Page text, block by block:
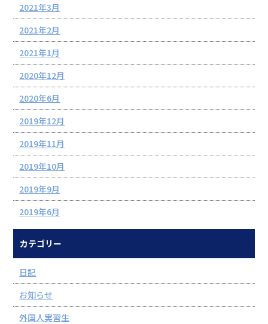
2021年3月
2021年2月
2021年1月
2020年12月
2020年6月
2019年12月
2019年11月
2019年10月
2019年9月
2019年6月
カテゴリー
日記
お知らせ
外国人実習生